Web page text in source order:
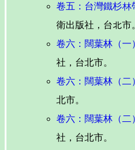
卷五：台灣鐵杉林
衛出版社，台北市
卷六：闊葉林（一
社，台北市。
卷六：闊葉林（二
北市。
卷六：闊葉林（二
社，台北市。